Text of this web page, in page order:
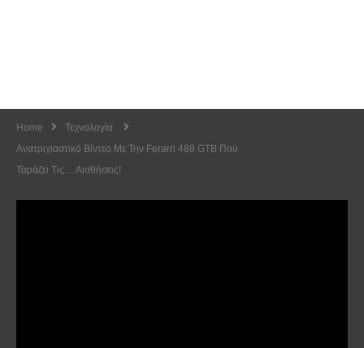
Home
Τεχνολογία
Ανατριχιαστικό Βίντεο Με Την Ferarri 488 GTB Που
Ταράζει Τις… Αισθήσεις!